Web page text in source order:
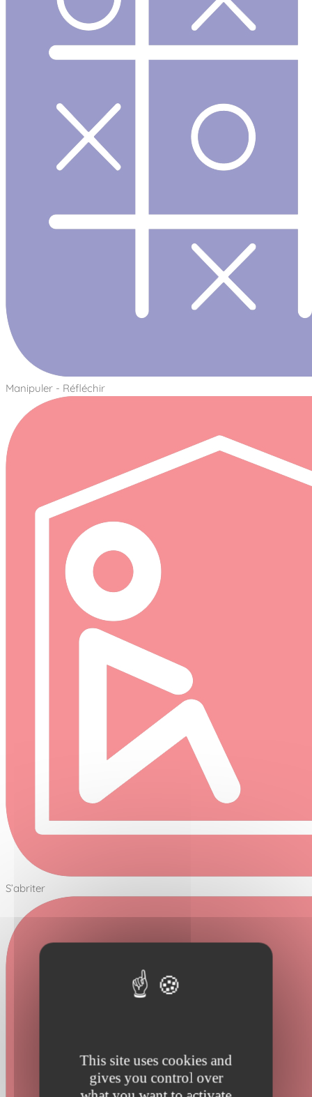
This site uses cookies and
gives you control over
Manipuler - Réfléchir
S’abriter